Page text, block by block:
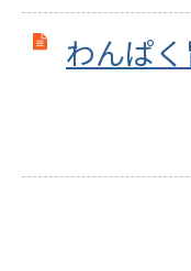
わんぱ